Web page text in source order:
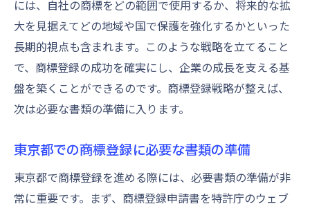
には、自社の商標をどの範囲で使用するか、将来的な拡
大を見据えてどの地域や国で保護を強化するかといった
長期的視点も含まれます。このような戦略を立てること
で、商標登録の成功を確実にし、企業の成長を支える基
盤を築くことができるのです。商標登録戦略が整えば、
次は必要な書類の準備に入ります。
東京都での商標登録に必要な書類の準備
東京都で商標登録を進める際には、必要書類の準備が非
常に重要です。まず、商標登録申請書を特許庁のウェブ